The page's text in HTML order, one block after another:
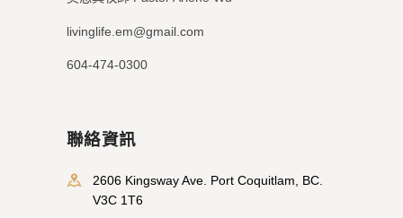
livinglife.em@gmail.com
604-474-0300
聯絡資訊
2606 Kingsway Ave. Port Coquitlam, BC.
V3C 1T6